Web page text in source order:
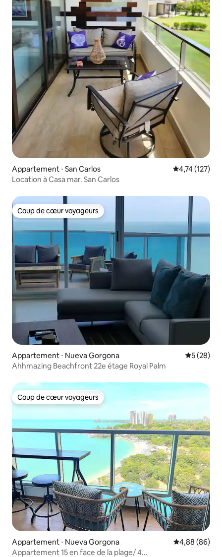
Appartement ⋅ San Carlos Évaluation
4,74 (127)
Location à Casa mar. San Carlos
Coup de cœur voyageurs
Coup de cœur voyageurs
Appartement ⋅ Nueva Gorgona
5 (28)
Ahhmazing Beachfront 22e étage Royal Palm
Coup de cœur voyageurs
Coup de cœur voyageurs
Appartement ⋅ Nueva Gorgona Évaluation
4,88 (86)
Appartement 15 en face de la plage/ 4